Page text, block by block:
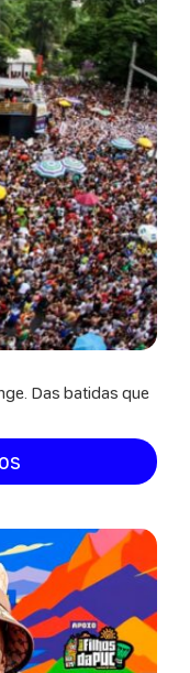
Das batidas que